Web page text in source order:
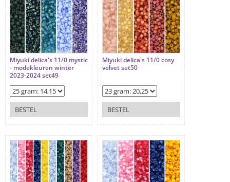
Miyuki delica's 11/0 mystic
- modekleuren winter
2023-2024 set49
BESTEL
Miyuki delica's 11/0 cosy
velvet set50
BESTEL